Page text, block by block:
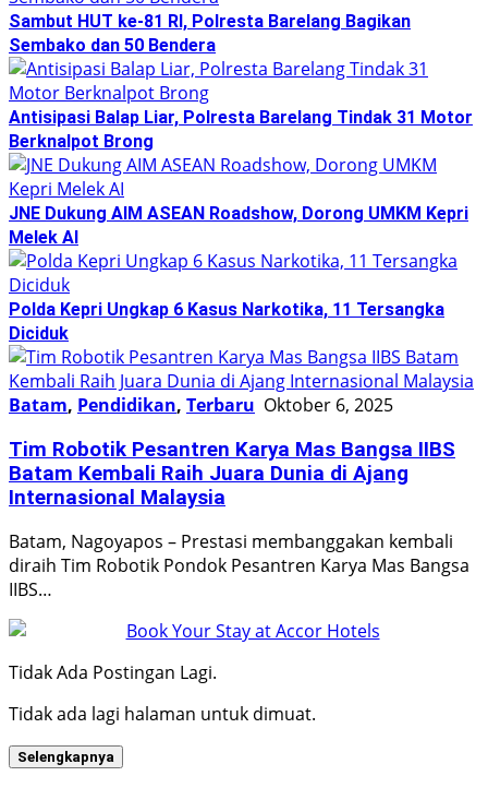
Sambut HUT ke-81 RI, Polresta Barelang Bagikan
Sembako dan 50 Bendera
Antisipasi Balap Liar, Polresta Barelang Tindak 31 Motor
Berknalpot Brong
JNE Dukung AIM ASEAN Roadshow, Dorong UMKM Kepri
Melek AI
Polda Kepri Ungkap 6 Kasus Narkotika, 11 Tersangka
Diciduk
Batam, Pendidikan, Terbaru Oktober 6, 2025
Tim Robotik Pesantren Karya Mas Bangsa IIBS
Batam Kembali Raih Juara Dunia di Ajang
Internasional Malaysia
Batam, Nagoyapos – Prestasi membanggakan kembali
diraih Tim Robotik Pondok Pesantren Karya Mas Bangsa
IIBS…
Tidak Ada Postingan Lagi.
Tidak ada lagi halaman untuk dimuat.
Selengkapnya